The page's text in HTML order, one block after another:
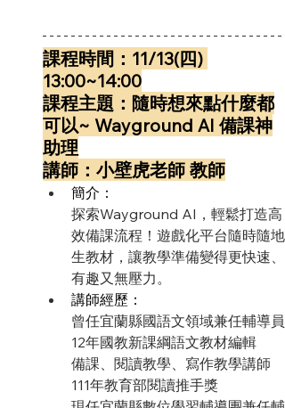
課程時間：11/13(四)
13:00~14:00
課程主題：隨時想來點什麼都
可以~ Wayground AI 備課神
助理
講師：小壁虎老師 教師
簡介：
探索Wayground AI，輕鬆打造高
效備課流程！遊戲化平台隨時隨地
生教材，讓教學準備變得更快速、
有趣又無壓力。
講師經歷：
曾任宜蘭縣國語文領域兼任輔導員
12年國教新課綱語文教材編輯
備課、閱讀教學、寫作教學講師
111年教育部閱讀推手獎